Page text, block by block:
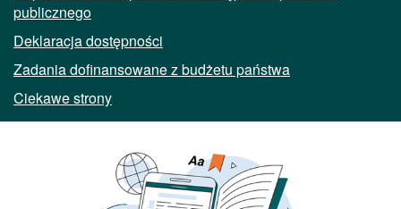
publicznego
Deklaracja dostępności
Zadania dofinansowane z budżetu państwa
Ciekawe strony